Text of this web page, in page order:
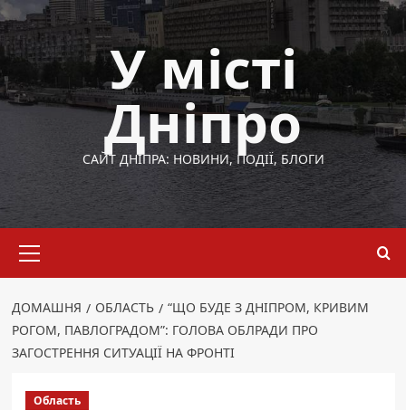
Перейти
до
вмісту
У місті
Дніпро
САЙТ ДНІПРА: НОВИНИ, ПОДІЇ, БЛОГИ
меню
ДОМАШНЯ ОБЛАСТЬ
“ЩО БУДЕ З ДНІПРОМ, КРИВИМ
РОГОМ, ПАВЛОГРАДОМ”: ГОЛОВА ОБЛРАДИ ПРО
ЗАГОСТРЕННЯ СИТУАЦІЇ НА ФРОНТІ
Область